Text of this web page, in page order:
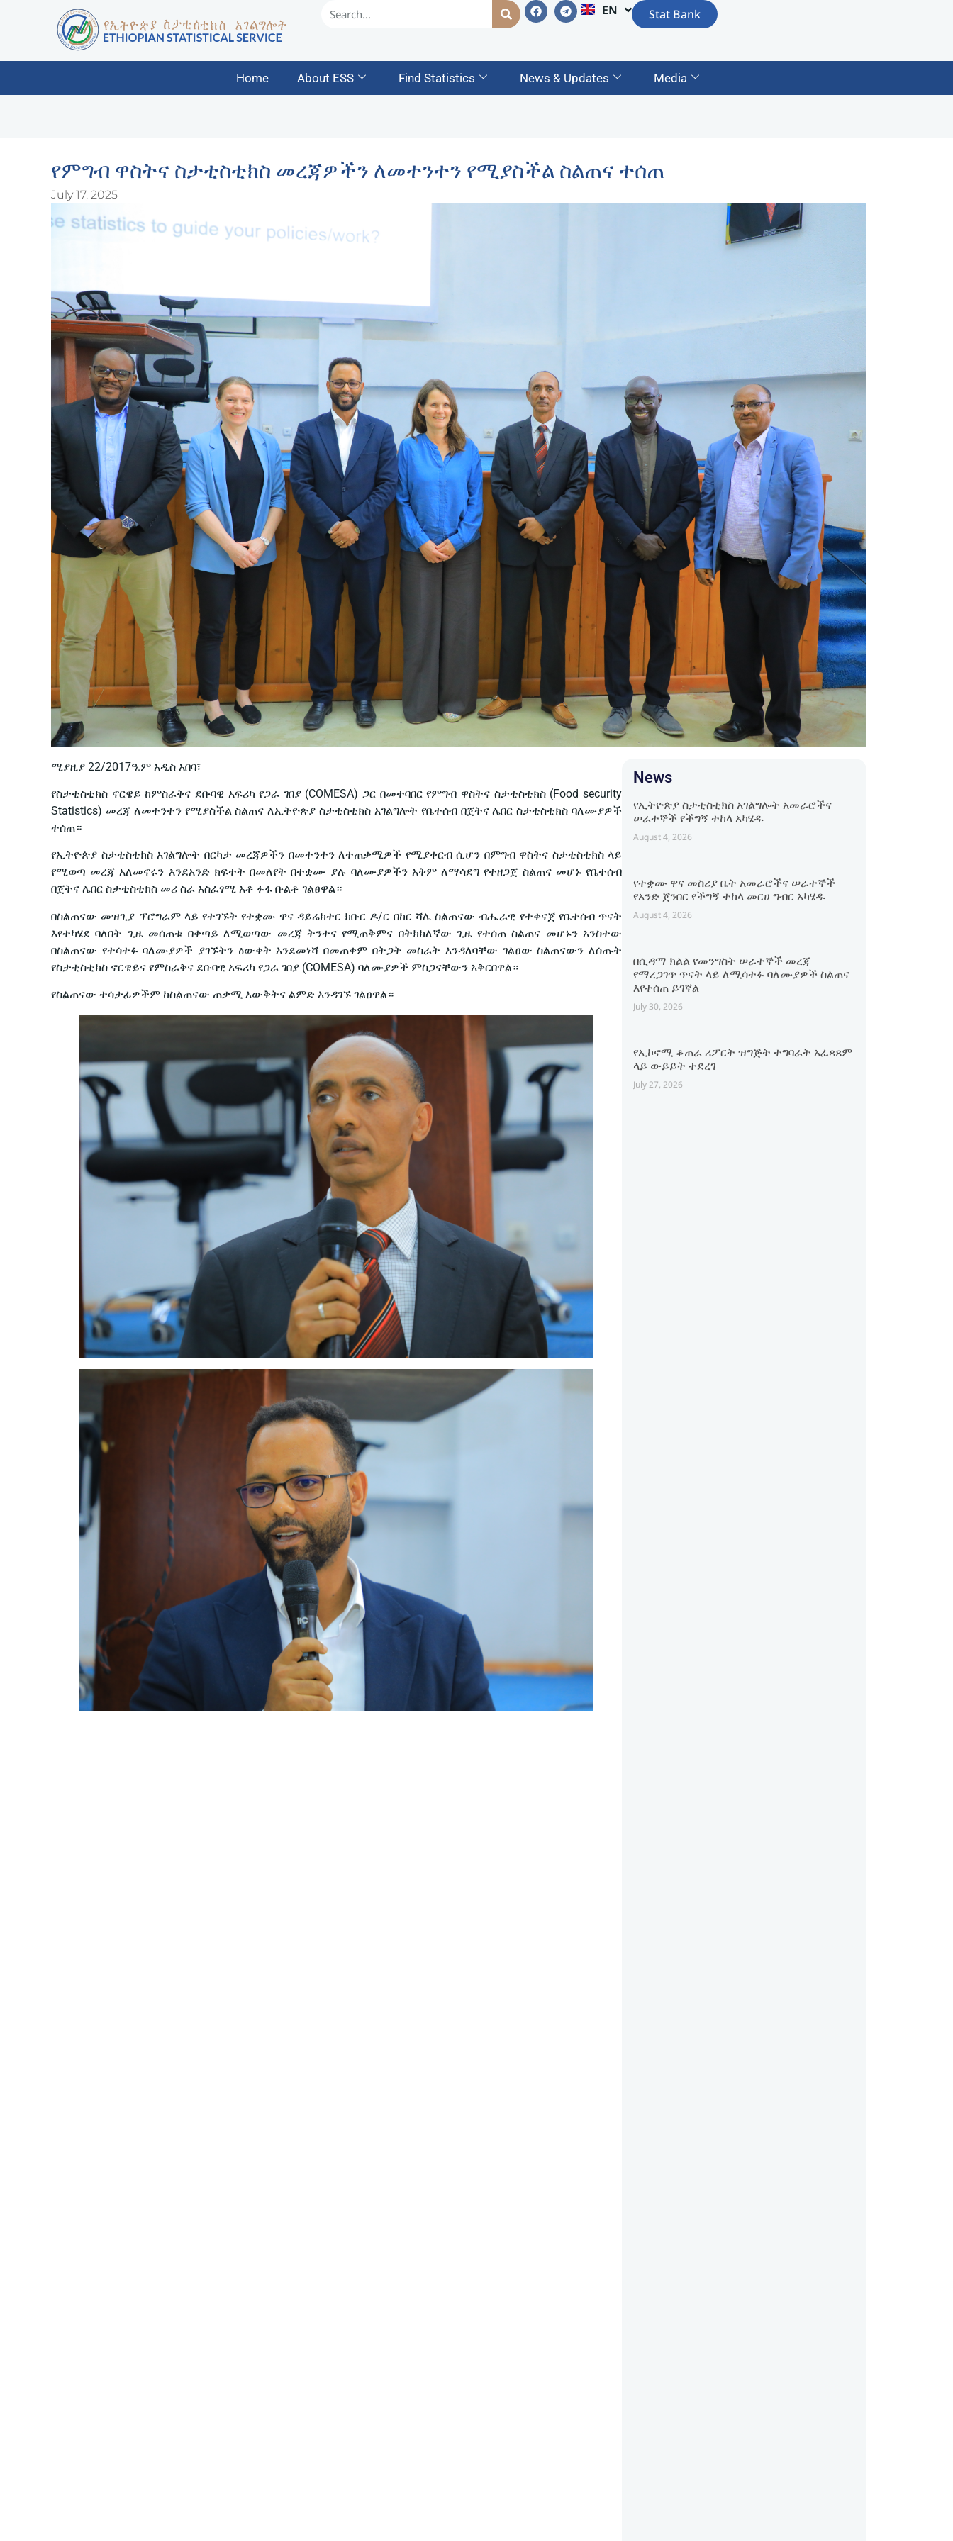
EN
AM Stat Bank
Home About ESS Find Statistics News & Updates Media
የምግብ ዋስትና ስታቲስቲክስ መረጃዎችን ለመተንተን የሚያስችል ስልጠና ተሰጠ
July 17, 2025
ሚያዚያ 22/2017ዓ.ም አዲስ አበባ፣
የስታቲስቲክስ ኖርዌይ ከምስራቅና ደቡባዊ አፍሪካ የጋራ ገበያ (COMESA) ጋር በመተባበር የምግብ ዋስትና ስታቲስቲክስ (Food security
Statistics) መረጃ ለመተንተን የሚያስችል ስልጠና ለኢትዮጵያ ስታቲስቲክስ አገልግሎት የቤተሰብ በጀትና ሌበር ስታቲስቲክስ ባለሙያዎች
ተሰጠ።
የኢትዮጵያ ስታቲስቲክስ አገልግሎት በርካታ መረጃዎችን በመተንተን ለተጠቃሚዎች የሚያቀርብ ሲሆን በምግብ ዋስትና ስታቲስቲክስ ላይ
የሚወጣ መረጃ አለመኖሩን እንደአንድ ክፍተት በመለየት በተቋሙ ያሉ ባለሙያዎችን አቅም ለማሳደግ የተዘጋጀ ስልጠና መሆኑ የቤተሰብ
በጀትና ሌበር ስታቲስቲክስ መሪ ስራ አስፈፃሚ አቶ ፉፋ ቡልቶ ገልፀዋል።
በስልጠናው መዝጊያ ፕሮግራም ላይ የተገኙት የተቋሙ ዋና ዳይሬክተር ክቡር ዶ/ር በከር ሻሌ ስልጠናው ብሔራዊ የተቀናጀ የቤተሰብ ጥናት
እየተካሄደ ባለበት ጊዜ መሰጠቱ በቀጣይ ለሚወጣው መረጃ ትንተና የሚጠቅምና በትክክለኛው ጊዜ የተሰጠ ስልጠና መሆኑን አንስተው
በስልጠናው የተሳተፉ ባለሙያዎች ያገኙትን ዕውቀት እንደመነሻ በመጠቀም በትጋት መስራት እንዳለባቸው ገልፀው ስልጠናውን ለሰጡት
የስታቲስቲክስ ኖርዌይና የምስራቅና ደቡባዊ አፍሪካ የጋራ ገበያ (COMESA) ባለሙያዎች ምስጋናቸውን አቅርበዋል።
የስልጠናው ተሳታፊዎችም ከስልጠናው ጠቃሚ እውቅትና ልምድ እንዳገኙ ገልፀዋል።
News
የኢትዮጵያ ስታቲስቲክስ አገልግሎት አመራሮችና
ሠራተኞች የችግኝ ተከላ አካሄዱ
August 4, 2026
የተቋሙ ዋና መስሪያ ቤት አመራሮችና ሠራተኞች
የአንድ ጀንበር የችግኝ ተከላ መርሀ ግብር አካሄዱ
August 4, 2026
በሲዳማ ክልል የመንግስት ሠራተኞች መረጃ
የማረጋገጥ ጥናት ላይ ለሚሳተፉ ባለሙያዎች ስልጠና
እየተሰጠ ይገኛል
July 30, 2026
የኢኮኖሚ ቆጠራ ሪፖርት ዝግጅት ተግባራት አፈጻጸም
ላይ ውይይት ተደረገ
July 27, 2026